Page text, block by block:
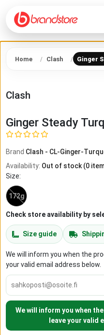
Home Clash Ginger
Clash
Ginger Steady
Brand Clash - CL-Ginger-
Availability: Out of stock (0
Size:
172g
Check store availability by
Size guide
We will inform you when the
your valid email address below.
We will inform you when
leave your valid